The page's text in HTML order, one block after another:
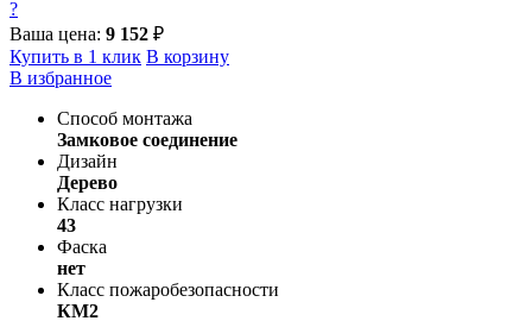
?
Ваша цена: 9 152 ₽
Купить в 1 клик В корзину
В избранное
Способ монтажа
Замковое соединение
Дизайн
Дерево
Класс нагрузки
43
Фаска
нет
Класс пожаробезопасности
КМ2